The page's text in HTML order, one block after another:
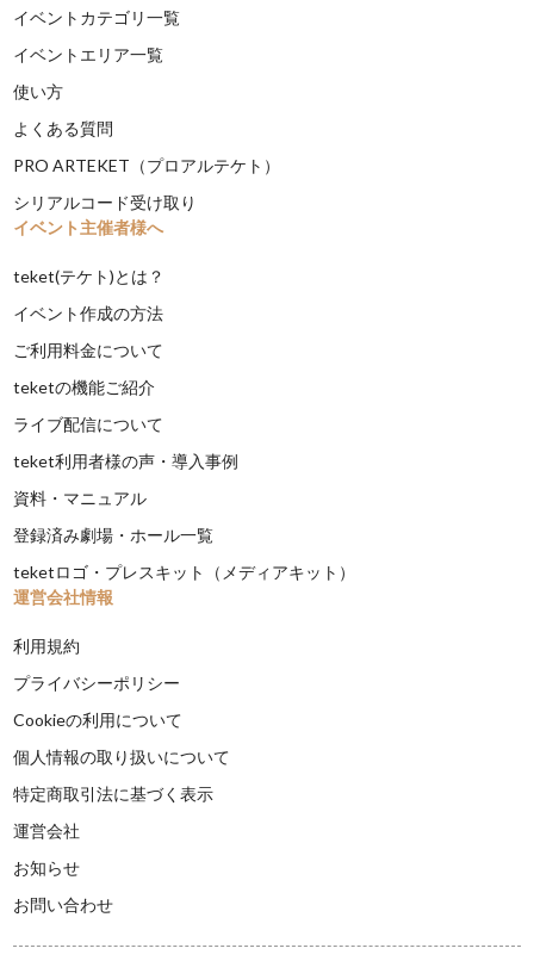
イベントカテゴリ一覧
イベントエリア一覧
使い方
よくある質問
PRO ARTEKET（プロアルテケト）
シリアルコード受け取り
イベント主催者様へ
teket(テケト)とは？
イベント作成の方法
ご利用料金について
teketの機能ご紹介
ライブ配信について
teket利用者様の声・導入事例
資料・マニュアル
登録済み劇場・ホール一覧
teketロゴ・プレスキット（メディアキット）
運営会社情報
利用規約
プライバシーポリシー
Cookieの利用について
個人情報の取り扱いについて
特定商取引法に基づく表示
運営会社
お知らせ
お問い合わせ